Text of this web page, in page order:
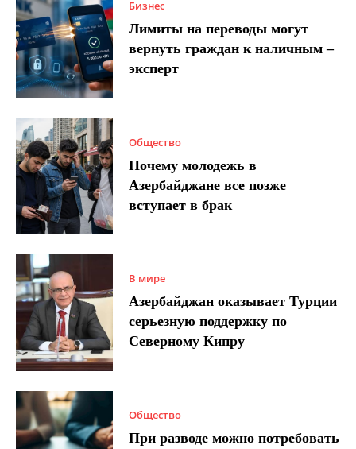
Бизнес
Лимиты на переводы могут
вернуть граждан к наличным –
эксперт
Общество
Почему молодежь в
Азербайджане все позже
вступает в брак
В мире
Азербайджан оказывает Турции
серьезную поддержку по
Северному Кипру
Общество
При разводе можно потребовать